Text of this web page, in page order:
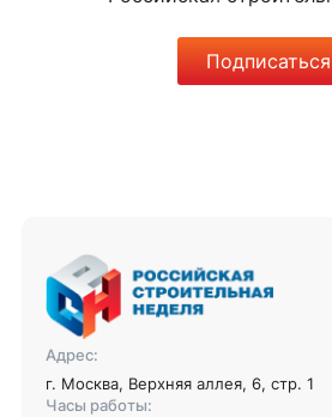
Подписаться
Адрес:
г. Москва, Верхняя аллея, 6, стр. 1
Часы работы: